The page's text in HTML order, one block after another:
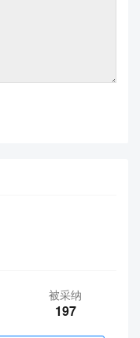
被采纳
197